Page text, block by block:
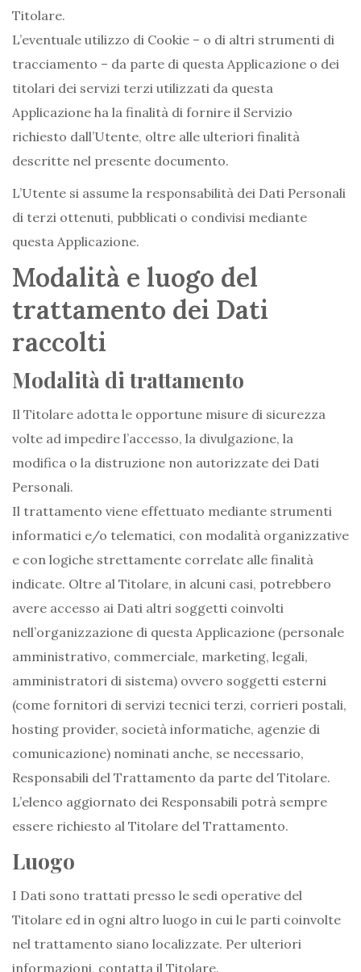
Titolare.
L’eventuale utilizzo di Cookie – o di altri strumenti di
tracciamento – da parte di questa Applicazione o dei
titolari dei servizi terzi utilizzati da questa
Applicazione ha la finalità di fornire il Servizio
richiesto dall’Utente, oltre alle ulteriori finalità
descritte nel presente documento.
L’Utente si assume la responsabilità dei Dati Personali
di terzi ottenuti, pubblicati o condivisi mediante
questa Applicazione.
Modalità e luogo del
trattamento dei Dati
raccolti
Modalità di trattamento
Il Titolare adotta le opportune misure di sicurezza
volte ad impedire l’accesso, la divulgazione, la
modifica o la distruzione non autorizzate dei Dati
Personali.
Il trattamento viene effettuato mediante strumenti
informatici e/o telematici, con modalità organizzative
e con logiche strettamente correlate alle finalità
indicate. Oltre al Titolare, in alcuni casi, potrebbero
avere accesso ai Dati altri soggetti coinvolti
nell’organizzazione di questa Applicazione (personale
amministrativo, commerciale, marketing, legali,
amministratori di sistema) ovvero soggetti esterni
(come fornitori di servizi tecnici terzi, corrieri postali,
hosting provider, società informatiche, agenzie di
comunicazione) nominati anche, se necessario,
Responsabili del Trattamento da parte del Titolare.
L’elenco aggiornato dei Responsabili potrà sempre
essere richiesto al Titolare del Trattamento.
Luogo
I Dati sono trattati presso le sedi operative del
Titolare ed in ogni altro luogo in cui le parti coinvolte
nel trattamento siano localizzate. Per ulteriori
informazioni, contatta il Titolare.